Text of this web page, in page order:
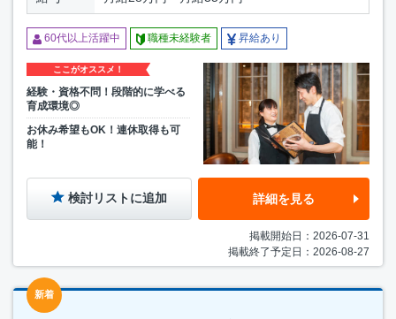
60代以上活躍中 職種未経験者 昇給あり
ここがオススメ！
経験・資格不問！段階的に学べる
育成環境◎
お休み希望もOK！連休取得も可
能！
検討リストに追加 詳細を見る
掲載開始日：2026-07-31
掲載終了予定日：2026-08-27
新着